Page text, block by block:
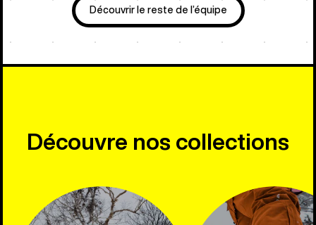
Découvrir le reste de l’équipe
Découvre nos collections